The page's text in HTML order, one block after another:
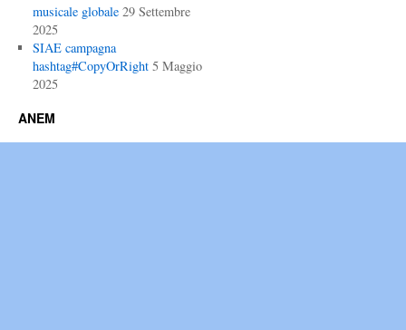
musicale globale 29 Settembre
2025
SIAE campagna
hashtag#CopyOrRight 5 Maggio
2025
ANEM